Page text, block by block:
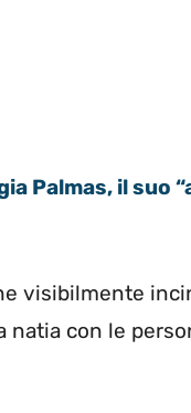
Palmas, il
visibilmente
natia con le